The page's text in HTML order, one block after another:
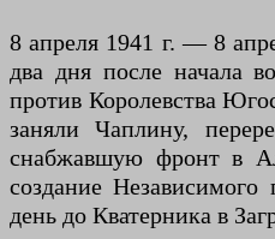
8 апреля 1941 г. — 8
два дня после начала
против Королевства
заняли Чаплину,
снабжавшую фронт в
создание Независимого
день до Кватерника в